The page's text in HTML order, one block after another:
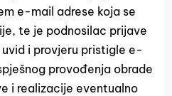
e-mail adrese koja se
te je podnosilac prijave
i provjeru pristigle e-
provođenja obrade
i realizacije eventualno